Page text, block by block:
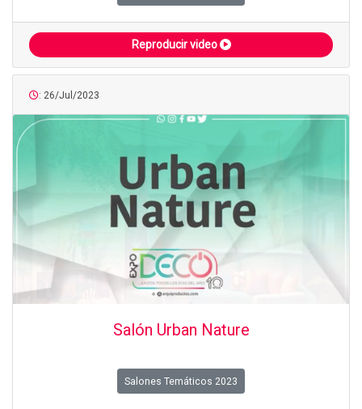
Reproducir video
: 26/Jul/2023
Salón Urban Nature
Salones Temáticos 2023